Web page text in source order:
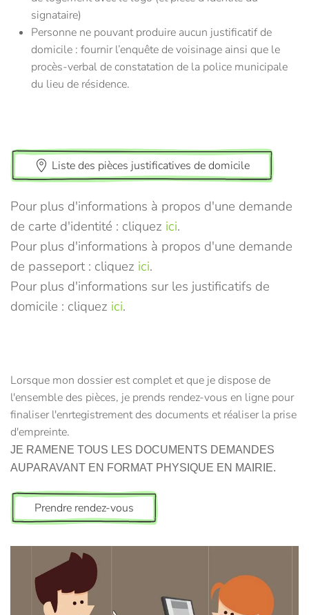
signataire)
Personne ne pouvant produire aucun justificatif de
domicile : fournir l’enquête de voisinage ainsi que le
procès-verbal de constatation de la police municipale
du lieu de résidence.
Liste des pièces justificatives de domicile
Pour plus d'informations à propos d'une demande
de carte d'identité : cliquez ici.
Pour plus d'informations à propos d'une demande
de passeport : cliquez ici.
Pour plus d'informations sur les justificatifs de
domicile : cliquez ici.
Lorsque mon dossier est complet et que je dispose de
l'ensemble des pièces, je prends rendez-vous en ligne pour
finaliser l'enrtegistrement des documents et réaliser la prise
d'empreinte.
JE RAMENE TOUS LES DOCUMENTS DEMANDES
AUPARAVANT EN FORMAT PHYSIQUE EN MAIRIE.
Prendre rendez-vous